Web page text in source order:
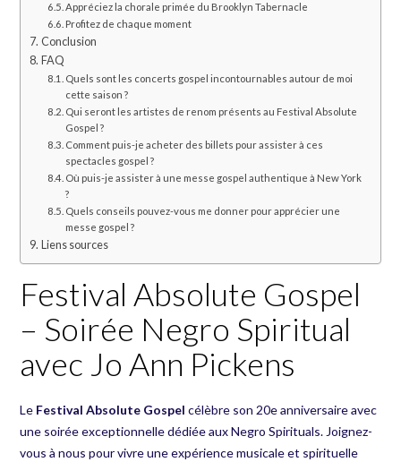
Appréciez la chorale primée du Brooklyn Tabernacle
Profitez de chaque moment
Conclusion
FAQ
Quels sont les concerts gospel incontournables autour de moi
cette saison ?
Qui seront les artistes de renom présents au Festival Absolute
Gospel ?
Comment puis-je acheter des billets pour assister à ces
spectacles gospel ?
Où puis-je assister à une messe gospel authentique à New York
?
Quels conseils pouvez-vous me donner pour apprécier une
messe gospel ?
Liens sources
Festival Absolute Gospel
– Soirée Negro Spiritual
avec Jo Ann Pickens
Le Festival Absolute Gospel célèbre son 20e anniversaire avec
une soirée exceptionnelle dédiée aux Negro Spirituals. Joignez-
vous à nous pour vivre une expérience musicale et spirituelle